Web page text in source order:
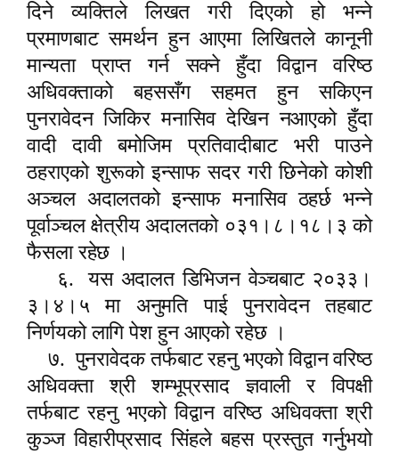
दिने व्यक्तिले लिखत गरी दिएको हो भन्ने
प्रमाणबाट समर्थन हुन आएमा लिखितले कानूनी
मान्यता प्राप्त गर्न सक्ने हुँदा विद्वान वरिष्ठ
अधिवक्ताको बहससँग सहमत हुन सकिएन
पुनरावेदन जिकिर मनासिव देखिन नआएको हुँदा
वादी दावी बमोजिम प्रतिवादीबाट भरी पाउने
ठहराएको शुरूको इन्साफ सदर गरी छिनेको कोशी
अञ्चल अदालतको इन्साफ मनासिव ठहर्छ भन्ने
पूर्वाञ्चल क्षेत्रीय अदालतको ०३१।८।१८।३ को
फैसला रहेछ ।
६.
यस अदालत डिभिजन वेञ्चबाट २०३३।
३।४।५ मा अनुमति पाई पुनरावेदन तहबाट
निर्णयको लागि पेश हुन आएको रहेछ ।
७. पुनरावेदक तर्फबाट रहनु भएको विद्वान वरिष्ठ
अधिवक्ता श्री शम्भूप्रसाद ज्ञवाली र विपक्षी
तर्फबाट रहनु भएको विद्वान वरिष्ठ अधिवक्ता श्री
कुञ्ज विहारीप्रसाद सिंहले बहस प्रस्तुत गर्नुभयो